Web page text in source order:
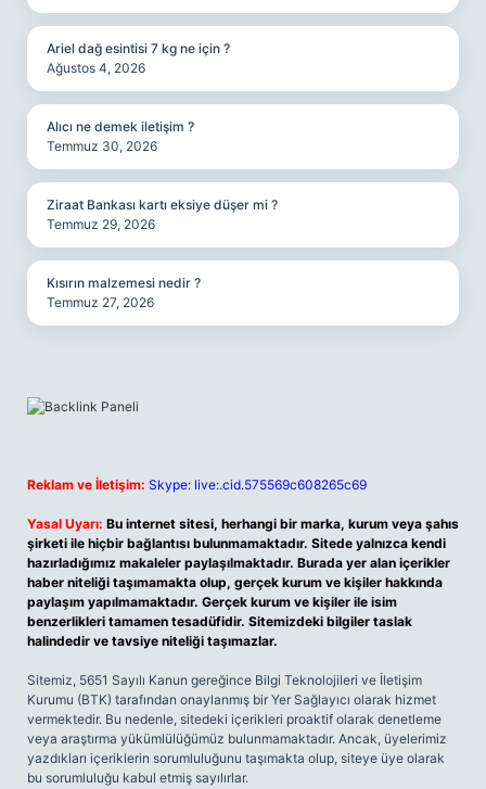
Ariel dağ esintisi 7 kg ne için ?
Ağustos 4, 2026
Alıcı ne demek iletişim ?
Temmuz 30, 2026
Ziraat Bankası kartı eksiye düşer mi ?
Temmuz 29, 2026
Kısırın malzemesi nedir ?
Temmuz 27, 2026
Reklam ve İletişim: Skype: live:.cid.575569c608265c69
Yasal Uyarı: Bu internet sitesi, herhangi bir marka, kurum veya şahıs
şirketi ile hiçbir bağlantısı bulunmamaktadır. Sitede yalnızca kendi
hazırladığımız makaleler paylaşılmaktadır. Burada yer alan içerikler
haber niteliği taşımamakta olup, gerçek kurum ve kişiler hakkında
paylaşım yapılmamaktadır. Gerçek kurum ve kişiler ile isim
benzerlikleri tamamen tesadüfidir. Sitemizdeki bilgiler taslak
halindedir ve tavsiye niteliği taşımazlar.
Sitemiz, 5651 Sayılı Kanun gereğince Bilgi Teknolojileri ve İletişim
Kurumu (BTK) tarafından onaylanmış bir Yer Sağlayıcı olarak hizmet
vermektedir. Bu nedenle, sitedeki içerikleri proaktif olarak denetleme
veya araştırma yükümlülüğümüz bulunmamaktadır. Ancak, üyelerimiz
yazdıkları içeriklerin sorumluluğunu taşımakta olup, siteye üye olarak
bu sorumluluğu kabul etmiş sayılırlar.